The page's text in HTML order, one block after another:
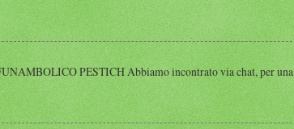
PESTICH Abbiamo incontrato via chat, per una